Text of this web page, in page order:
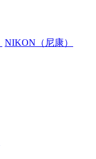
NIKON（尼康）